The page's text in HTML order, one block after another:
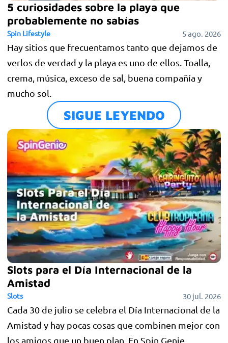
5 curiosidades sobre la playa que
probablemente no sabías
Spin Lifestyle 5 ago. 2026
Hay sitios que frecuentamos tanto que dejamos de
verlos de verdad y la playa es uno de ellos. Toalla,
crema, música, exceso de sal, buena compañía y
mucho sol.
SIGUE LEYENDO
Slots para el Día Internacional de la
Amistad
Slots 30 jul. 2026
Cada 30 de julio se celebra el Día Internacional de la
Amistad y hay pocas cosas que combinen mejor con
los amigos que un buen plan. En Spin Genie